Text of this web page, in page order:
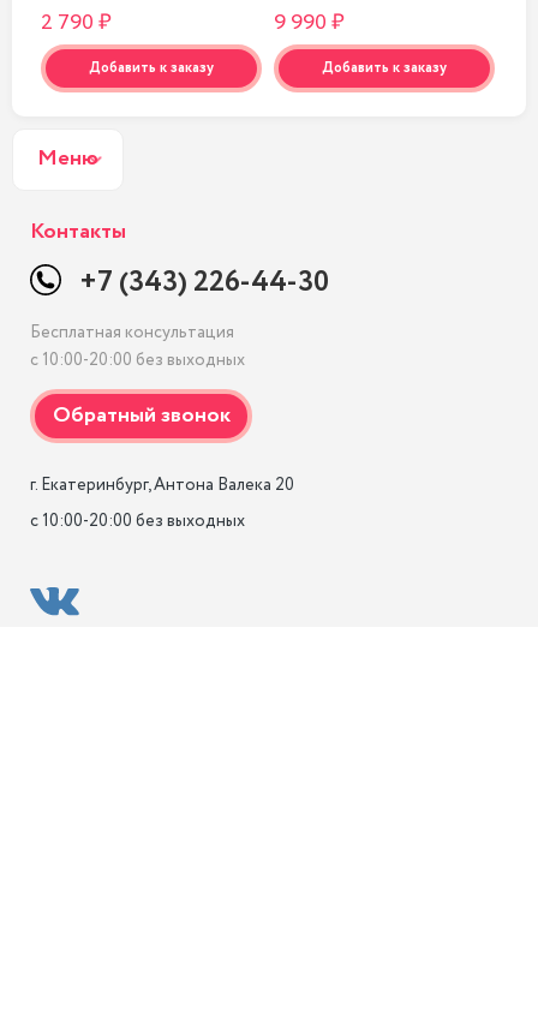
2 790 ₽
Добавить к заказу
9 990 ₽
Добавить к заказу
Меню
Контакты
+7 (343) 226-44-30
Бесплатная консультация
с 10:00-20:00 без выходных
г. Екатеринбург, Антона Валека 20
с 10:00-20:00 без выходных